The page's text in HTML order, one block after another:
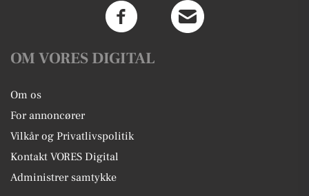
OM VORES DIGITAL
Om os
For annoncører
Vilkår og Privatlivspolitik
Kontakt VORES Digital
Administrer samtykke